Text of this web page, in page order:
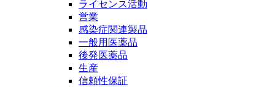
ライセンス活動
営業
感染症関連製品
一般用医薬品
後発医薬品
生産
信頼性保証